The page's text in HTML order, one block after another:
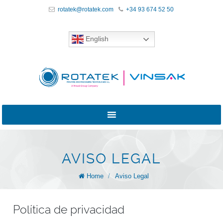
rotatek@rotatek.com +34 93 674 52 50
English
AVISO LEGAL
Home / Aviso Legal
Política de privacidad